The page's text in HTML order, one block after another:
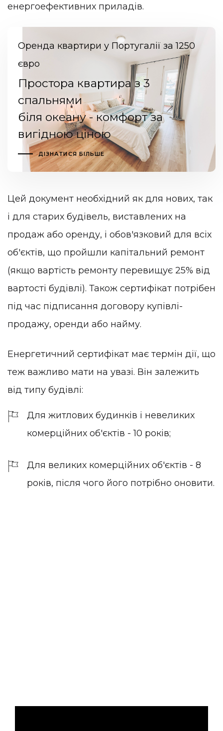
енергоефективних приладів.
Оренда квартири у Португалії за 1250
євро
Простора квартира з 3
спальнями
біля океану - комфорт за
вигідною ціною
ДІЗНАТИСЯ БІЛЬШЕ
Цей документ необхідний як для нових, так
і для старих будівель, виставлених на
продаж або оренду, і обов'язковий для всіх
об'єктів, що пройшли капітальний ремонт
(якщо вартість ремонту перевищує 25% від
вартості будівлі). Також сертифікат потрібен
під час підписання договору купівлі-
продажу, оренди або найму.
Енергетичний сертифікат має термін дії, що
теж важливо мати на увазі. Він залежить
від типу будівлі:
Для житлових будинків і невеликих
комерційних об'єктів - 10 років;
Для великих комерційних об'єктів - 8
років, після чого його потрібно оновити.